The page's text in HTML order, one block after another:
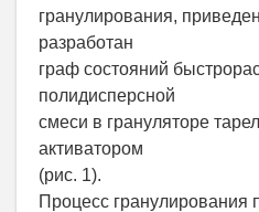
гранулирования,
разработан
граф состояний
полидисперсной
смеси в грануляторе
активатором
(рис. 1).
Процесс гранулирования